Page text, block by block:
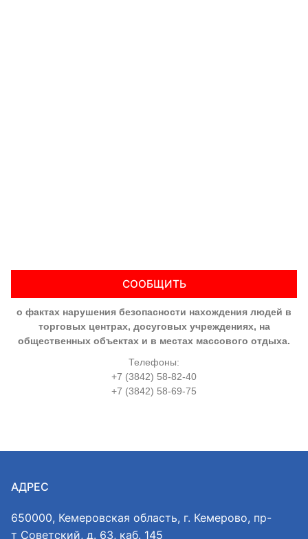
СООБЩИТЬ
о фактах нарушения безопасности нахождения людей в
торговых центрах, досуговых учреждениях, на
общественных объектах и в местах массового отдыха.
Телефоны:
+7 (3842) 58-82-40
+7 (3842) 58-69-75
АДРЕС
650000, Кемеровская область, г. Кемерово, пр-
т Советский, д. 63, каб. 145